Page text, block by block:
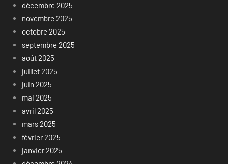
décembre 2025
novembre 2025
octobre 2025
septembre 2025
août 2025
juillet 2025
juin 2025
mai 2025
avril 2025
mars 2025
février 2025
janvier 2025